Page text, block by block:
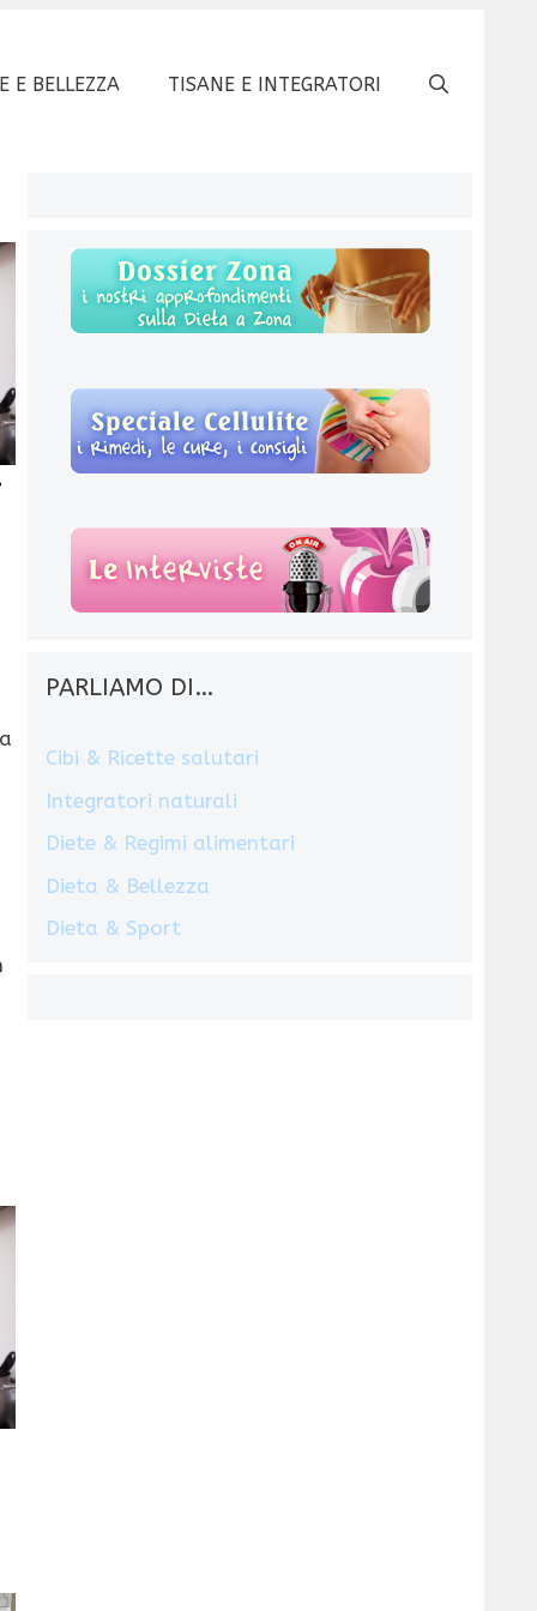
E BELLEZZA TISANE E INTEGRATORI
PARLIAMO DI…
Cibi & Ricette salutari
Integratori naturali
Diete & Regimi alimentari
Dieta & Bellezza
Dieta & Sport